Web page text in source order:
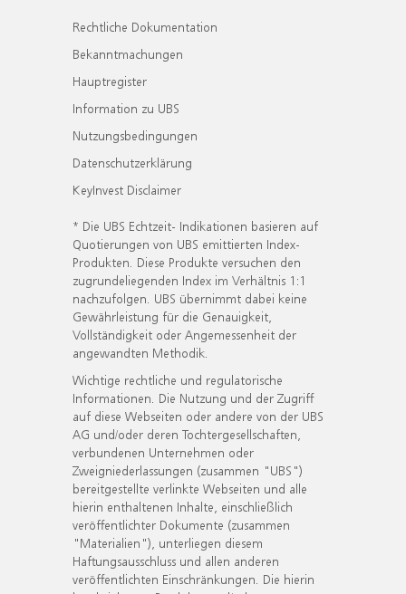
Rechtliche Dokumentation
Bekanntmachungen
Hauptregister
Information zu UBS
Nutzungsbedingungen
Datenschutzerklärung
KeyInvest Disclaimer
* Die UBS Echtzeit- Indikationen basieren auf
Quotierungen von UBS emittierten Index-
Produkten. Diese Produkte versuchen den
zugrundeliegenden Index im Verhältnis 1:1
nachzufolgen. UBS übernimmt dabei keine
Gewährleistung für die Genauigkeit,
Vollständigkeit oder Angemessenheit der
angewandten Methodik.
Wichtige rechtliche und regulatorische
Informationen. Die Nutzung und der Zugriff
auf diese Webseiten oder andere von der UBS
AG und/oder deren Tochtergesellschaften,
verbundenen Unternehmen oder
Zweigniederlassungen (zusammen "UBS")
bereitgestellte verlinkte Webseiten und alle
hierin enthaltenen Inhalte, einschließlich
veröffentlichter Dokumente (zusammen
"Materialien"), unterliegen diesem
Haftungsausschluss und allen anderen
veröffentlichten Einschränkungen. Die hierin